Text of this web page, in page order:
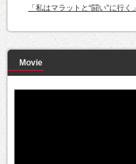
「私はマラットと“闘い”に行く」
Movie